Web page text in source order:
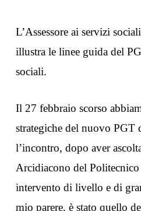
L’Assessore ai servizi sociali
illustra le linee guida del
sociali.
Il 27 febbraio scorso
strategiche del nuovo PGT
l’incontro, dopo aver
Arcidiacono del
intervento di livello e di
mio parere, è stato quello